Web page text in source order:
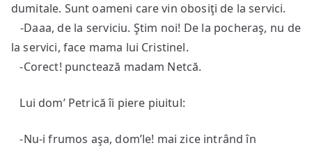
dumitale. Sunt oameni care vin obosiţi de la servici.
-Daaa, de la serviciu. Ştim noi! De la pocheraş, nu de
la servici, face mama lui Cristinel.
-Corect! punctează madam Netcă.
Lui dom’ Petrică îi piere piuitul:
-Nu-i frumos aşa, dom’le! mai zice intrând în